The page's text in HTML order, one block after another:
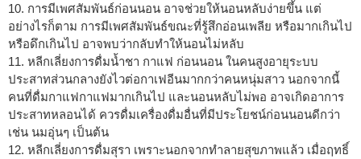
10. การมีเพศสัมพันธ์ก่อนนอน อาจช่วยให้นอนหลับง่ายขึ้น แต่
อย่างไรก็ตาม การมีเพศสัมพันธ์ขณะที่รู้สึกอ่อนเพลีย หรือมากเกินไป
หรือดึกเกินไป อาจพบว่ากลับทำให้นอนไม่หลับ
11. หลีกเลี่ยงการดื่มน้ำชา กาแฟ ก่อนนอน ในคนสูงอายุระบบ
ประสาทส่วนกลางยังไวต่อกาเฟอีนมากกว่าคนหนุ่มสาว นอกจากนี้
คนที่ดื่มกาแฟกาแฟมากเกินไป และนอนหลับไม่พอ อาจเกิดอาการ
ประสาทหลอนได้ ควรดื่มเครื่องดื่มอื่นที่มีประโยชน์ก่อนนอนดีกว่า
เช่น นมอุ่นๆ เป็นต้น
12. หลีกเลี่ยงการดื่มสุรา เพราะนอกจากทำลายสุขภาพแล้ว เมื่อฤทธิ์